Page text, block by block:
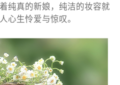
纯真的新娘，纯洁的妆容就
心生怜爱与惊叹。